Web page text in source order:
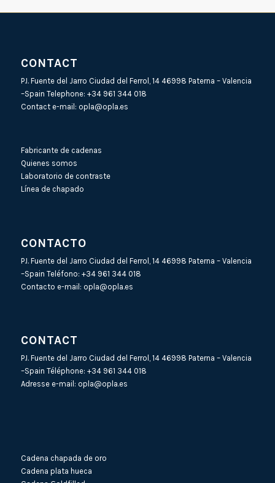
CONTACT
P.I. Fuente del Jarro Ciudad del Ferrol, 14 46998 Paterna – Valencia
–Spain Telephone: +34 961 344 018
Contact e-mail: opla@opla.es
Fabricante de cadenas
Quienes somos
Laboratorio de contraste
Línea de chapado
CONTACTO
P.I. Fuente del Jarro Ciudad del Ferrol, 14 46998 Paterna – Valencia
–Spain Teléfono: +34 961 344 018
Contacto e-mail: opla@opla.es
CONTACT
P.I. Fuente del Jarro Ciudad del Ferrol, 14 46998 Paterna – Valencia
–Spain Téléphone: +34 961 344 018
Adresse e-mail: opla@opla.es
Cadena chapada de oro
Cadena plata hueca